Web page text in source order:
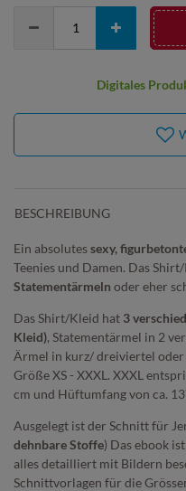
Digitales
BESCHREIBUNG
Ein absolutessexy,
Teenies und Damen. Das
Statementärmeln oder eher
Das Shirt/Kleid hat 3
Kleid), Statementärmel in 2
Ärmel in kurz/ dreiviertel oder
Größe XS - XXXL. XXXL
cm und Hüftumfang von ca.
Ausgelegt ist der Schnitt für
dehnbare Stoffe) Das ebook ist
alles detailliert mit Bildern
Schnittvorlagen für die